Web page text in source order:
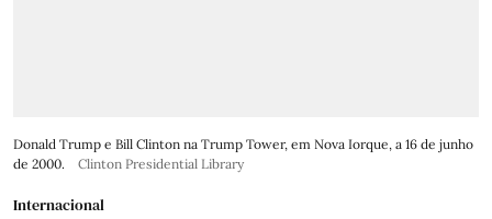
Donald Trump e Bill Clinton na Trump Tower, em Nova Iorque, a 16 de junho
de 2000.
Clinton Presidential Library
Internacional